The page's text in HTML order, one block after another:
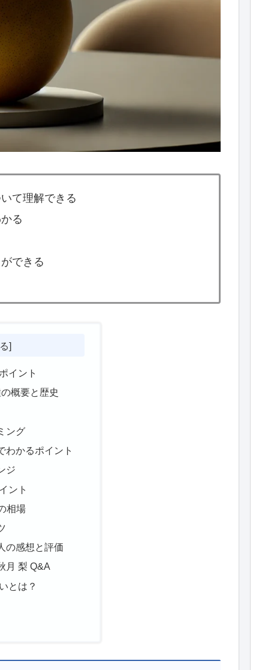
て理解できる
る
できる
イント
概要と歴史
ング
わかるポイント
ジ
ント
相場
の感想と評価
月 梨 Q&A
とは？